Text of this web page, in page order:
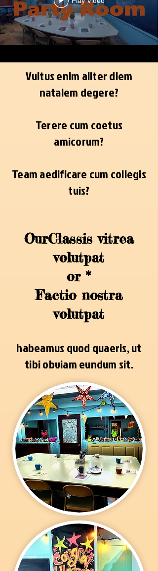
Vultus enim aliter diem
natalem degere?
Terere cum coetus
amicorum?
Team aedificare cum collegis
tuis?
OurClassis vitrea
volutpat
or *
Factio nostra
volutpat
habeamus quod quaeris, ut
tibi obviam eundum sit.